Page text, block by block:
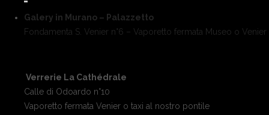
Galery in Murano – Palazzetto
Fondamenta S. Venier n°6 – Vaporetto fermata Museo o Venier
Verrerie La Cathédrale
Calle di Odoardo n°10
Vaporetto fermata Venier o taxi al nostro pontile